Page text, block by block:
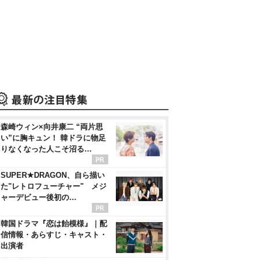
森崎ウィン×向井康二 “両片思
い”に胸キュン！ 韓ドラに物足
りなくなった人こそ沼る…
SUPER★DRAGON、自ら描い
た"レトロフューチャー" メジ
ャーデビュー後初の…
韓国ドラマ『恋は飴模様』｜配
信情報・あらすじ・キャスト・
出演者